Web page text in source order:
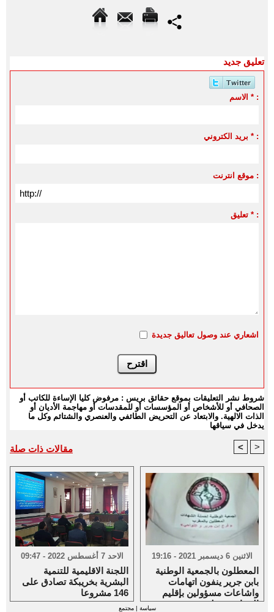
تعليق جديد
الاسم * :
بريد الكتروني * :
موقع انترنت :
تعليق * :
اشعاري عند وصول تعاليق جديدة
شروط نشر التعليقات بموقع حقائق بريس : مرفوض كليا الإساءة للكاتب أو
الصحافي أو للأشخاص أو المؤسسات أو للمقدسات أو مهاجمة الأديان أو
الذات الالهية. والابتعاد عن التحريض الطائفي والعنصري والشتائم وكل ما
يدخل في سياقها
مقالات ذات صلة < >
الاحد 7 أغسطس 2022 - 09:47
اللجنة الاقليمية للتنمية
البشرية بخريبكة تصادق على
146 مشروعا
الاثنين 6 ديسمبر 2021 - 19:16
المعطلون بالجمعية الوطنية
بابن جرير ينفون اتهامات
واشاعات مسؤولين بإقليم
الرحامنة حولهم
سياسة |مجتمع